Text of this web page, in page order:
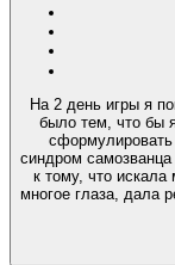
На 2 день игры я
было тем, что бы
синдром
к тому, что искала много
многое глаза, дала